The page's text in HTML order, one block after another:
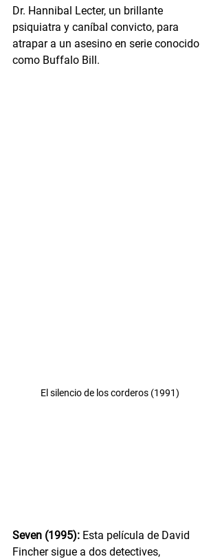
Dr. Hannibal Lecter, un brillante
psiquiatra y caníbal convicto, para
atrapar a un asesino en serie conocido
como Buffalo Bill.
El silencio de los corderos (1991)
Seven (1995): Esta película de David
Fincher sigue a dos detectives,